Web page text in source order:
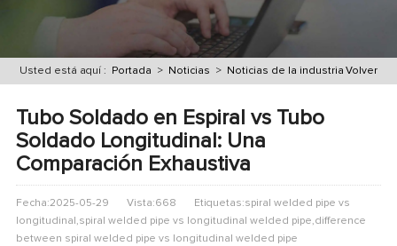
Volver
Usted está aquí : Portada > Noticias > Noticias de la industria
Tubo Soldado en Espiral vs Tubo
Soldado Longitudinal: Una
Comparación Exhaustiva
Fecha:2025-05-29 Vista:668
Etiquetas:spiral welded pipe vs
longitudinal​,spiral welded pipe vs longitudinal welded pipe,difference
between spiral welded pipe vs longitudinal welded pipe